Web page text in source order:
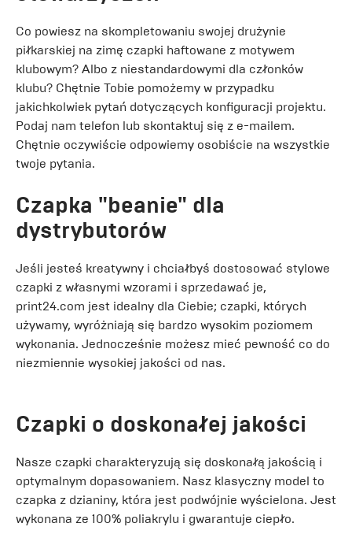
Co powiesz na skompletowaniu swojej drużynie
piłkarskiej na zimę czapki haftowane z motywem
klubowym? Albo z niestandardowymi dla członków
klubu? Chętnie Tobie pomożemy w przypadku
jakichkolwiek pytań dotyczących konfiguracji projektu.
Podaj nam telefon lub skontaktuj się z e-mailem.
Chętnie oczywiście odpowiemy osobiście na wszystkie
twoje pytania.
Czapka "beanie" dla
dystrybutorów
Jeśli jesteś kreatywny i chciałbyś dostosować stylowe
czapki z własnymi wzorami i sprzedawać je,
print24.com jest idealny dla Ciebie; czapki, których
używamy, wyróżniają się bardzo wysokim poziomem
wykonania. Jednocześnie możesz mieć pewność co do
niezmiennie wysokiej jakości od nas.
Czapki o doskonałej jakości
Nasze czapki charakteryzują się doskonałą jakością i
optymalnym dopasowaniem. Nasz klasyczny model to
czapka z dzianiny, która jest podwójnie wyścielona. Jest
wykonana ze 100% poliakrylu i gwarantuje ciepło.